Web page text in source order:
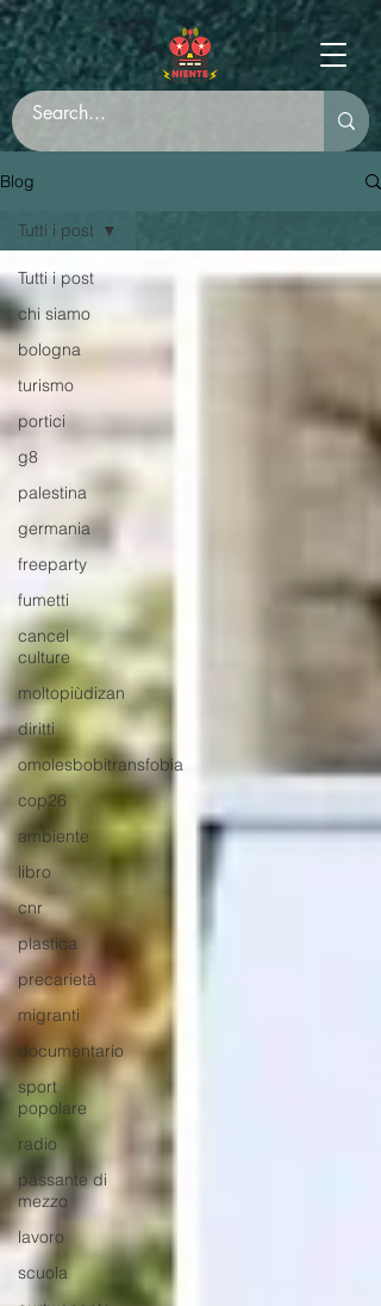
Blog
Tutti i post
chi siamo
bologna
turismo
portici
g8
palestina
germania
freeparty
fumetti
cancel
culture
moltopiùdizan
diritti
omolesbobitransfobia
cop26
ambiente
libro
cnr
plastica
precarietà
migranti
documentario
sport
popolare
radio
passante di
mezzo
lavoro
scuola
Tutti i post